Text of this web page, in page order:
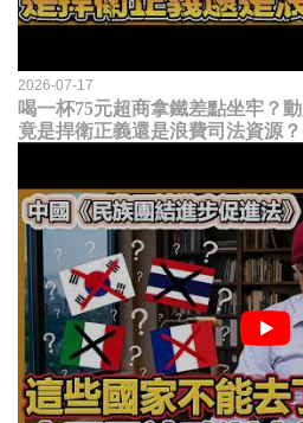
2026-07-17
喝一杯75元超商拿鐵差點坐牢？
竟是捍衛正義還是浪費司法資源？